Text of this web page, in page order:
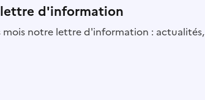
d'information
mois notre lettre d'information : actualités,